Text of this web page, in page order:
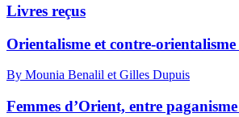
Livres reçus
Orientalisme et contre-
By Mounia Benalil et Gilles Dupuis
Femmes d’Orient, entre